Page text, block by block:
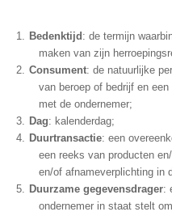
Bedenktijd : de termijn
maken van zijn
Consument: de natuurlijke
van beroep of bedrijf en
met de ondernemer;
Dag: kalenderdag;
Duurtransactie: een
een reeks van producten
en/of afnameverplichting in
Duurzame gegevensdrager:
ondernemer in staat stelt